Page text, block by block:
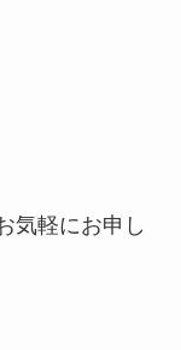
気軽にお申し